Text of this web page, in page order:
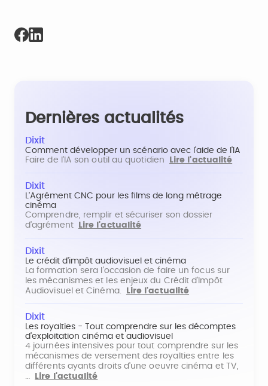
Dernières actualités
Dixit
Comment développer un scénario avec l'aide de l'IA
Faire de l'IA son outil au quotidien
Lire l'actualité
Dixit
L'Agrément CNC pour les films de long métrage
cinéma
Comprendre, remplir et sécuriser son dossier
d'agrément
Lire l'actualité
Dixit
Le crédit d'impôt audiovisuel et cinéma
La formation sera l'occasion de faire un focus sur
les mécanismes et les enjeux du Crédit d'Impôt
Audiovisuel et Cinéma.
Lire l'actualité
Dixit
Les royalties - Tout comprendre sur les décomptes
d'exploitation cinéma et audiovisuel
4 journées intensives pour tout comprendre sur les
mécanismes de versement des royalties entre les
différents ayants droits d'une oeuvre cinéma et TV,
…
Lire l'actualité